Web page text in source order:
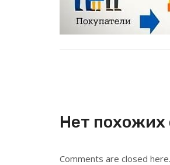
Нет похожих
Comments are closed here.